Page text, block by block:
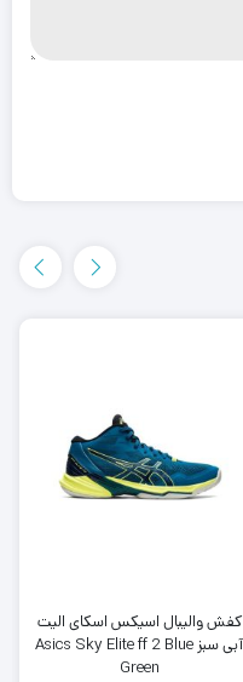
کفش والیبال اسیکس اسکای الیت
آبی سبز Asics Sky Elite ff 2 Blue
Green